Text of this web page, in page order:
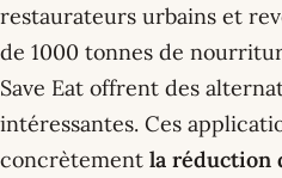
restaurateurs urbains et
de 1000 tonnes de
Save Eat offrent des
intéressantes. Ces
concrètement la réduction